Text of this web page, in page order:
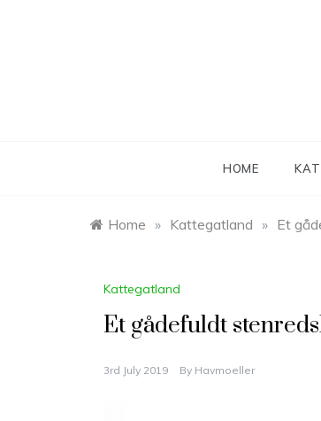
HOME
Home » Kattegatland » Et
Kattegatland
Et gådefuldt
3rd July 2019 By Havmoeller